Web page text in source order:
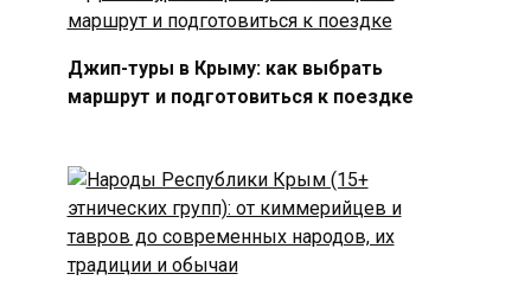
Джип-туры в Крыму: как выбрать
маршрут и подготовиться к поездке